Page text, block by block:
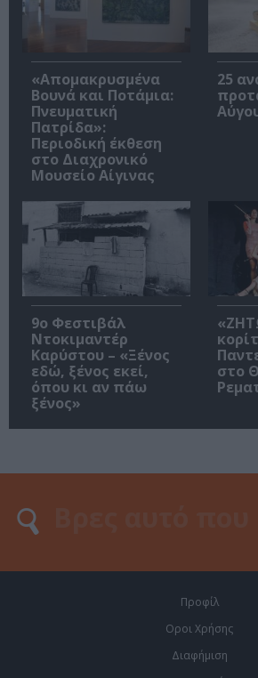
«Απομακρυσμένα
Βουνά και Ποτάμια:
Πνευματική
Πατρίδα»:
Περιοδική έκθεση
στο Διαχρονικό
Μουσείο Αίγινας
25
9ο Φεστιβάλ
Ντοκιμαντέρ
Καρύστου – «Ξένος
εδώ, ξένος εκεί,
όπου κι αν πάω
ξένος»
στο
Προφίλ
Οροι Χρήσης
Διαφήμιση